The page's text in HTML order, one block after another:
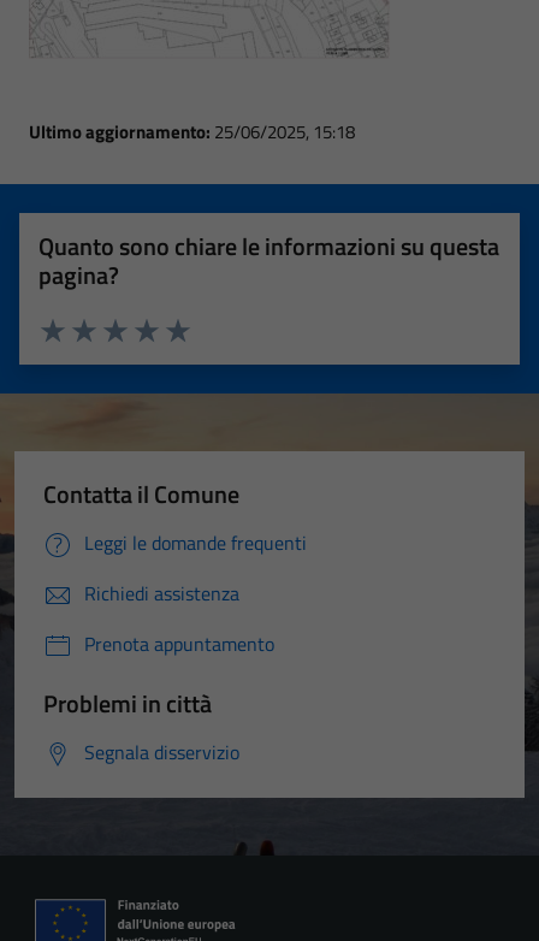
Ultimo aggiornamento: 25/06/2025, 15:18
Quanto sono chiare le informazioni su questa
pagina?
Valuta 5 stelle su 5
Valuta 4 stelle su 5
Valuta 3 stelle su 5
Valuta 2 stelle su 5
Valuta 1 stelle su 5
Contatta il Comune
Leggi le domande frequenti
Richiedi assistenza
Prenota appuntamento
Problemi in città
Segnala disservizio